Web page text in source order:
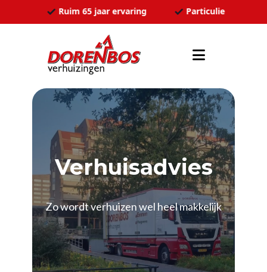
Ga naar de inhoudRuim 65 jaar ervaring Particulier en
Verhuisadvies
Zo wordt verhuizen wel heel makkelijk